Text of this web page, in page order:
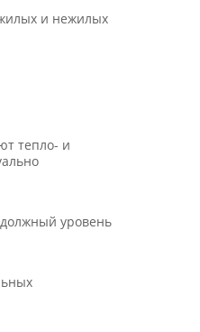
жилых и нежилых
тепло- и
уровень